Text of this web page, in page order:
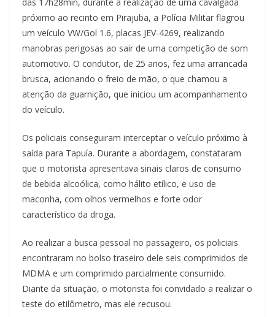
próximo ao recinto em Pirajuba, a Polícia Militar flagrou
um veículo VW/Gol 1.6, placas JEV-4269, realizando
manobras perigosas ao sair de uma competição de som
automotivo. O condutor, de 25 anos, fez uma arrancada
brusca, acionando o freio de mão, o que chamou a
atenção da guarnição, que iniciou um acompanhamento
do veículo.
Os policiais conseguiram interceptar o veículo próximo à
saída para Tapuía. Durante a abordagem, constataram
que o motorista apresentava sinais claros de consumo
de bebida alcoólica, como hálito etílico, e uso de
maconha, com olhos vermelhos e forte odor
característico da droga.
Ao realizar a busca pessoal no passageiro, os policiais
encontraram no bolso traseiro dele seis comprimidos de
MDMA e um comprimido parcialmente consumido.
Diante da situação, o motorista foi convidado a realizar o
teste do etilômetro, mas ele recusou.